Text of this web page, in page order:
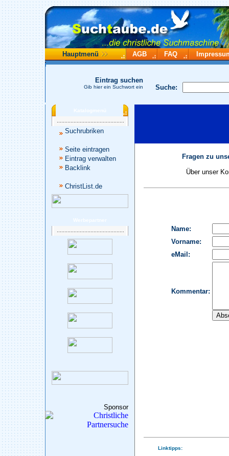
Hauptmenü AGB FAQ
Suche:
Eintrag suchen
Gib hier ein Suchwort ein
Katalogmenü
Suchrubriken
Seite eintragen
Eintrag verwalten
Backlink
ChristList.de
Werbepartner
Sponsor
Fragen zu
Über unser
Linktipps: